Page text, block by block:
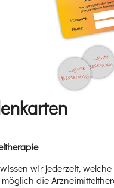
wir jederzeit,
die